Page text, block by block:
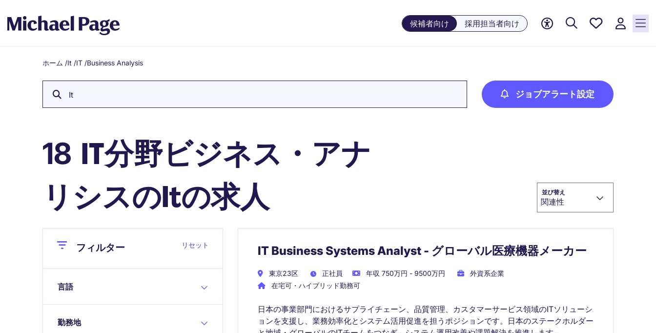
候補者向け 採用担当者向け
お気に
リスト
に保存
されて
Breadcrumb
ホーム /It /IT /Business Analysis
It ジョブアラート設定
18 IT分野ビジネス・アナ
リシスのItの求人
並び替え
関連性
Closeフィルター リセット
言語
勤務地
IT Business Systems Analyst - グローバル医療機器メーカー
東京23区 正社員 年収 750万円 - 9500万円
外資系企業
在宅可・ハイブリッド勤務可
日本の事業部門におけるサプライチェーン、品質管理、カスタマーサービス領域のITソリューシ
ョンを支援し、業務効率化とシステム活用促進を担うポジションです。日本のステークホルダー